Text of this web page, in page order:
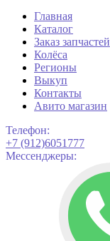
Главная
Каталог
Заказ запчастей
Колёса
Регионы
Выкуп
Контакты
Авито магазин
Телефон:
+7 (912)6051777
Мессенджеры: